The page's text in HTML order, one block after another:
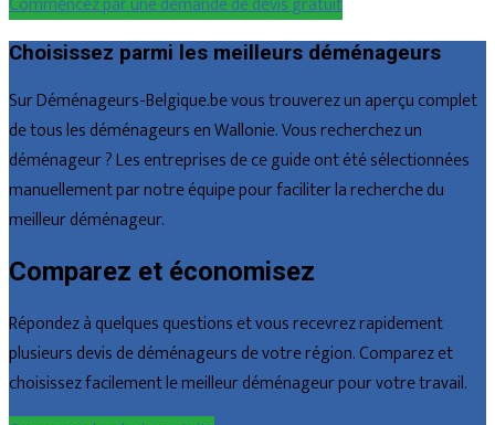
Choisissez parmi les meilleurs déménageurs
Sur Déménageurs-Belgique.be vous trouverez un aperçu complet
de tous les déménageurs en Wallonie. Vous recherchez un
déménageur ? Les entreprises de ce guide ont été sélectionnées
manuellement par notre équipe pour faciliter la recherche du
meilleur déménageur.
Comparez et économisez
Répondez à quelques questions et vous recevrez rapidement
plusieurs devis de déménageurs de votre région. Comparez et
choisissez facilement le meilleur déménageur pour votre travail.